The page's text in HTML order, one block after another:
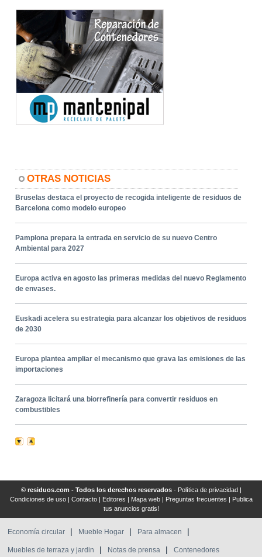
OTRAS NOTICIAS
Bruselas destaca el proyecto de recogida inteligente de residuos de
Barcelona como modelo europeo
Pamplona prepara la entrada en servicio de su nuevo Centro
Ambiental para 2027
Europa activa en agosto las primeras medidas del nuevo Reglamento
de envases.
Euskadi acelera su estrategia para alcanzar los objetivos de residuos
de 2030
Europa plantea ampliar el mecanismo que grava las emisiones de las
importaciones
Zaragoza licitará una biorrefinería para convertir residuos en
combustibles
© residuos.com - Todos los derechos reservados- Política de privacidad
Condiciones de uso| Contacto| Editores Mapa web| Preguntas frecuentes
Publica
tus anuncios gratis!
Economía circular Mueble Hogar Para almacen
Muebles de terraza y jardin Notas de prensa Contenedores